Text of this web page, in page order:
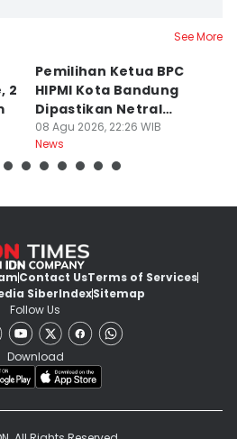
See More
2
Pemilihan Ketua BPC
HIPMI Kota Bandung
Dipastikan Netral
Tanpa Tekanan
08 Agu 2026, 22:26 WIB
News
Contact UsTerms of Services
SiberIndexSitemap
Follow Us
Download